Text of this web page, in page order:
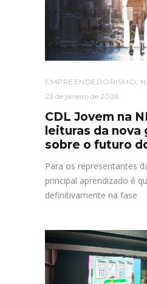
EMPREENDEDORISMO
23 de janeiro de 2026
CDL Jovem na
leituras da nova
sobre o futuro
Para os representantes
principal aprendizado é
definitivamente na fase